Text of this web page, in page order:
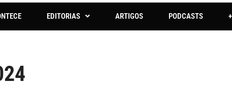
EDITORIAS ARTIGOS PODCASTS